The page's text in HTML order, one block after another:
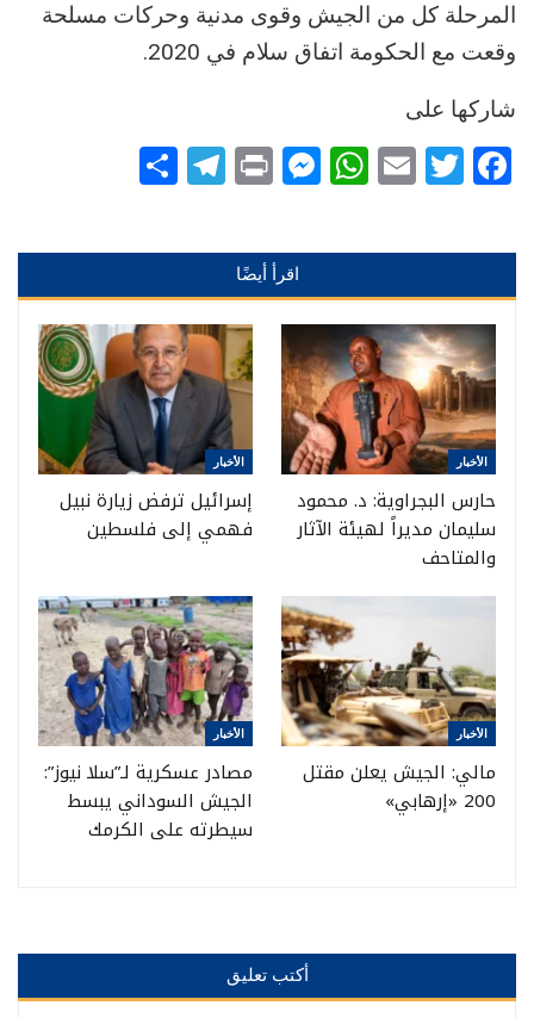
المرحلة كل من الجيش وقوى مدنية وحركات مسلحة
وقعت مع الحكومة اتفاق سلام في 2020.
شاركها على
Facebook
Twitter
Email
WhatsApp
Messenger
Print
Telegram
اقرأ أيضًا
الأخبار
حارس البجراوية: د. محمود
سليمان مديراً لهيئة الآثار
والمتاحف
الأخبار
إسرائيل ترفض زيارة نبيل
فهمي إلى فلسطين
الأخبار
مالي: الجيش يعلن مقتل
200 «إرهابي»
الأخبار
مصادر عسكرية لـ”سلا نيوز”:
الجيش السوداني يبسط
سيطرته على الكرمك
أكتب تعليق